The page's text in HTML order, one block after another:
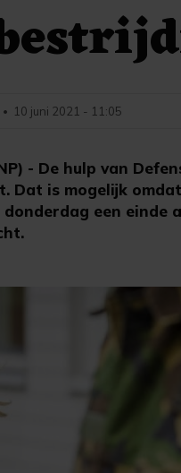
- De hulp van
Dat is mogelijk
een einde
• 10 juni 2021 - 11:05